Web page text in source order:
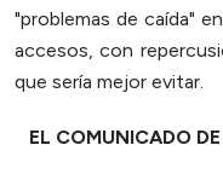
"problemas de caída"
accesos, con
que sería mejor evitar.
EL COMUNICADO